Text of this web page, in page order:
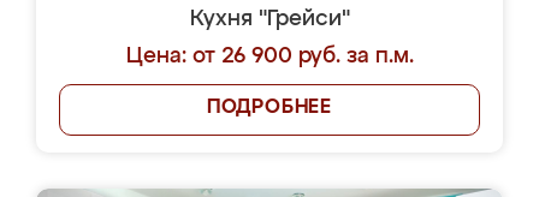
Кухня "Грейси"
Цена: от 26 900 руб. за п.м.
ПОДРОБНЕЕ